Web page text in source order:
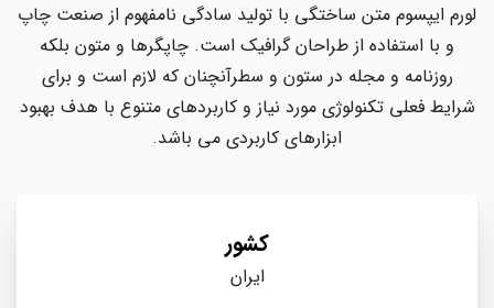
لورم ایپسوم متن ساختگی با تولید سادگی نامفهوم از صنعت چاپ
و با استفاده از طراحان گرافیک است. چاپگرها و متون بلکه
روزنامه و مجله در ستون و سطرآنچنان که لازم است و برای
شرایط فعلی تکنولوژی مورد نیاز و کاربردهای متنوع با هدف بهبود
ابزارهای کاربردی می باشد.
کشور
ایران